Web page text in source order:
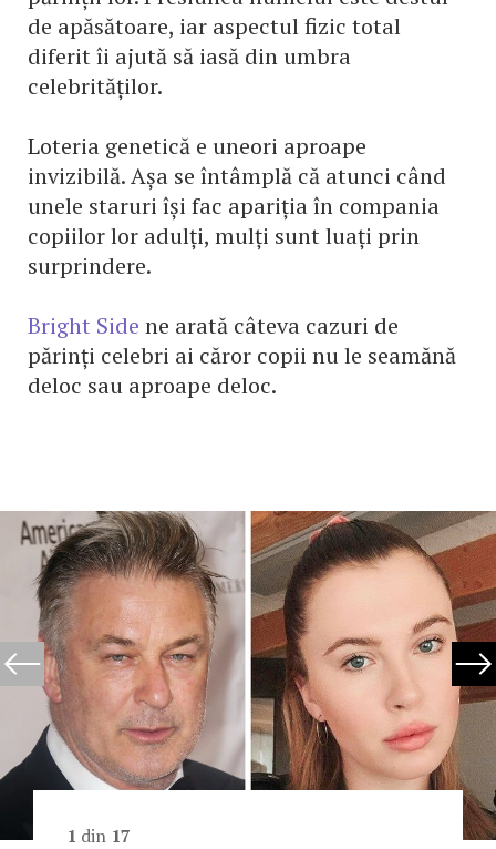
de apăsătoare, iar aspectul fizic total
diferit îi ajută să iasă din umbra
celebrităților.
Loteria genetică e uneori aproape
invizibilă. Așa se întâmplă că atunci când
unele staruri își fac apariția în compania
copiilor lor adulți, mulți sunt luați prin
surprindere.
Bright Side ne arată câteva cazuri de
părinți celebri ai căror copii nu le seamănă
deloc sau aproape deloc.
1 din 17